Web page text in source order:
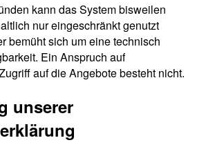
kann das System bisweilen
nur eingeschränkt genutzt
bemüht sich um eine technisch
Ein Anspruch auf
auf die Angebote besteht nicht.
unserer